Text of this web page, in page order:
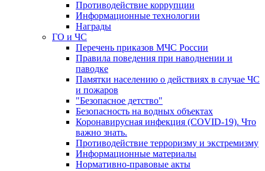
Противодействие коррупции
Информационные технологии
Награды
ГО и ЧС
Перечень приказов МЧС России
Правила поведения при наводнении и
паводке
Памятки населению о действиях в случае ЧС
и пожаров
"Безопасное детство"
Безопасность на водных объектах
Коронавирусная инфекция (COVID-19). Что
важно знать.
Противодействие терроризму и экстремизму
Информационные материалы
Нормативно-правовые акты